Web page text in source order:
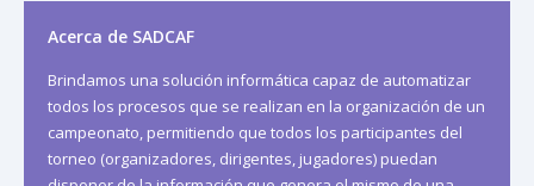
Acerca de SADCAF
Brindamos una solución informática capaz de automatizar
todos los procesos que se realizan en la organización de un
campeonato, permitiendo que todos los participantes del
torneo (organizadores, dirigentes, jugadores) puedan